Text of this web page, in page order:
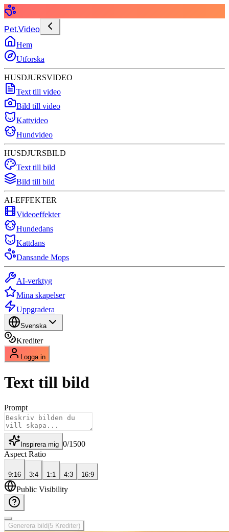
Pet.Video
Hem
Utforska
HUSDJURSVIDEO
Text till video
Bild till video
Kattvideo
Hundvideo
HUSDJURSBILD
Text till bild
Bild till bild
AI-EFFEKTER
Videoeffekter
Hundedans
Kattdans
Dansande Mops
AI-verktyg
Mina skapelser
Uppgradera
Svenska
Krediter
Logga in
Text till bild
Prompt
Inspirera mig 0/1500
Aspect Ratio
9:16 3:4 1:1 4:3 16:9
Public Visibility
Generera bild (5 Krediter)